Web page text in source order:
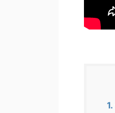
1.